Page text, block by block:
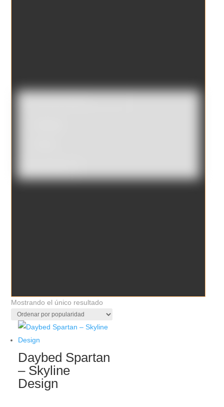
Mostrando el único resultado
Daybed Spartan
– Skyline
Design